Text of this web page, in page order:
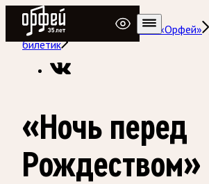
Радио Орфей
Радио классической музыки «Орфей»
билетик
«Ночь перед
Рождеством»